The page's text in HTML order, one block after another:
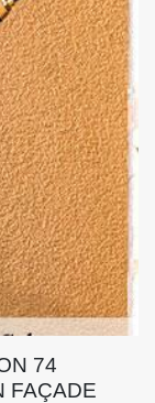
74
FAÇADE